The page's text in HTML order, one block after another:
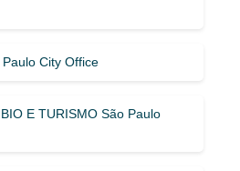
City Office
E TURISMO São Paulo